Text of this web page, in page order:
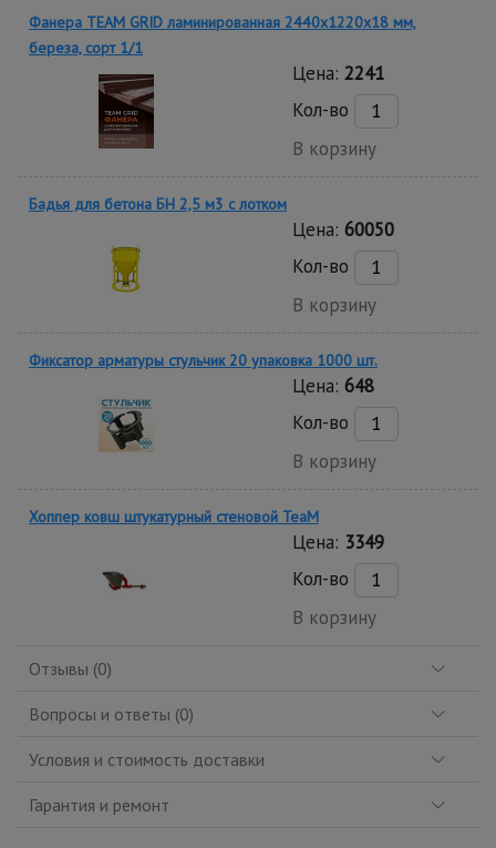
Фанера TEAM GRID ламинированная 2440х1220х18 мм,
береза, сорт 1/1
Цена: 2241
Кол-во
В корзину
Бадья для бетона БН 2,5 м3 с лотком
Цена: 60050
Кол-во
В корзину
Фиксатор арматуры стульчик 20 упаковка 1000 шт.
Цена: 648
Кол-во
В корзину
Хоппер ковш штукатурный стеновой TeaM
Цена: 3349
Кол-во
В корзину
Отзывы (0)
Вопросы и ответы (0)
Условия и стоимость доставки
Гарантия и ремонт